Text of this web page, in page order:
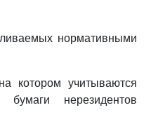
нормативными
котором учитываются
нерезидентов